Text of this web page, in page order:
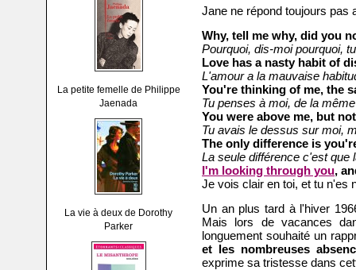
La petite femelle de Philippe
Jaenada
La vie à deux de Dorothy
Parker
Jane ne répond toujours
Why, tell me why, did you
Pourquoi, dis-moi pourquoi,
Love has a nasty habit of
L'amour a la mauvaise
You're thinking of me, the
Tu penses à moi, de la
You were above me, but
Tu avais le dessus sur moi,
The only difference is
La seule différence c'est que
I'm looking through you,
Je vois clair en toi, et tu n'es
Un an plus tard à l'hiver
Mais lors de vacances
longuement souhaité un
et les nombreuses
exprime sa tristesse dans